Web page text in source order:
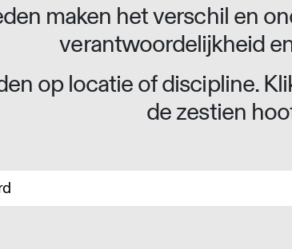
maken het verschil en
verantwoordelijkheid
op locatie of discipline.
de zestien